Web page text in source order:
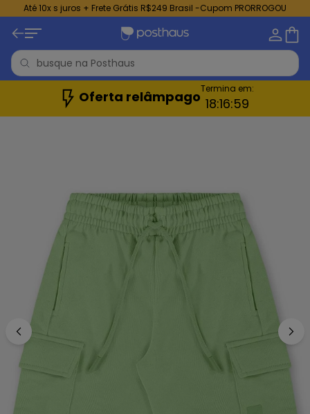
Até 10x s juros + Frete Grátis R$249 Brasil -Cupom PRORROGOU
Oferta relâmpagoTermina em:
18:16:57